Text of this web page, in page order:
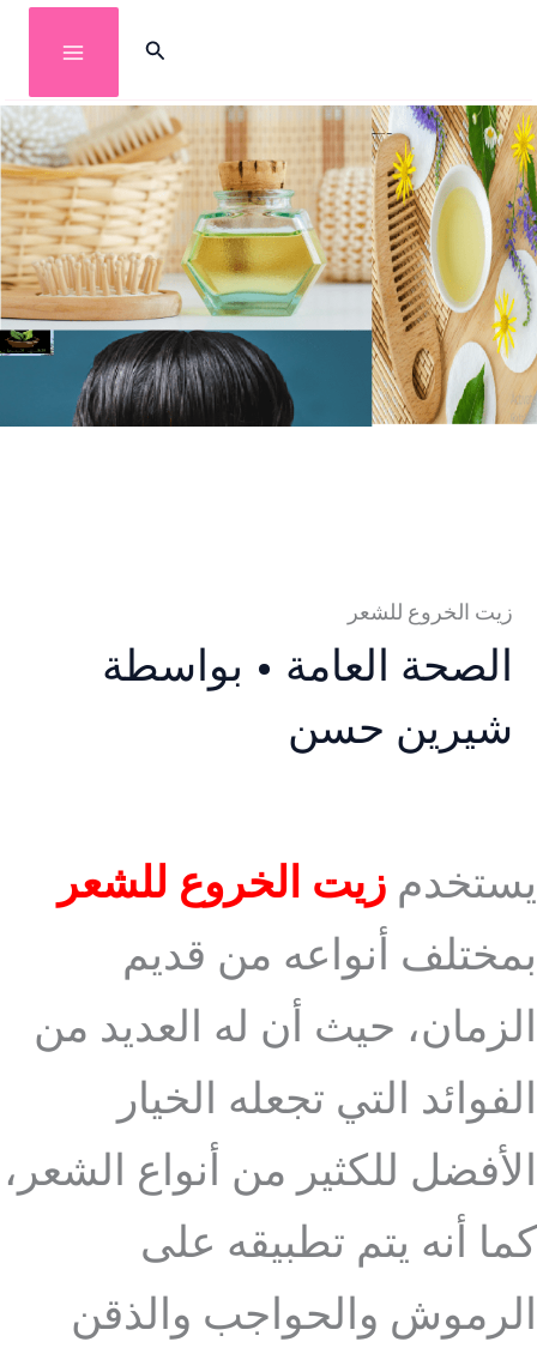
إلى
المحتوى
البحث
زيت الخروع للشعر
الصحة العامة • بواسطة
شيرين حسن
يستخدم زيت الخروع للشعر
بمختلف أنواعه من قديم
الزمان، حيث أن له العديد من
الفوائد التي تجعله الخيار
الأفضل للكثير من أنواع الشعر،
كما أنه يتم تطبيقه على
الرموش والحواجب والذقن